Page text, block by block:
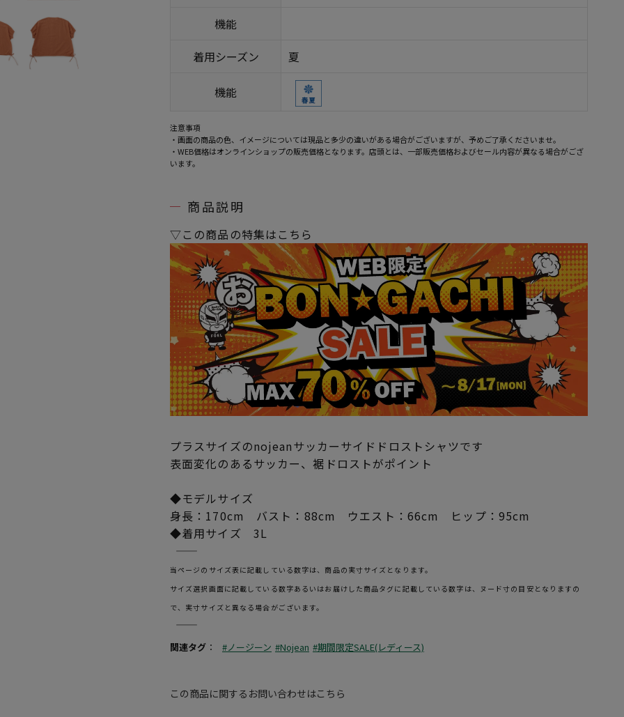
機能
着用シーズン
夏
機能
注意事項
・画面の商品の色、イメージについては現品と多少の違いがある場合がございますが、予めご了承くださいませ。
・WEB価格はオンラインショップの販売価格となります。店頭とは、一部販売価格およびセール内容が異なる場合がござ
います。
商品説明
▽この商品の特集はこちら
プラスサイズのnojeanサッカーサイドドロストシャツです
表面変化のあるサッカー、裾ドロストがポイント
◆モデルサイズ
身長：170cm バスト：88cm ウエスト：66cm ヒップ：95cm
◆着用サイズ 3L
―――――――――――――――――――――――
当ページのサイズ表に記載している数字は、商品の実寸サイズとなります。
サイズ選択画面に記載している数字あるいはお届けした商品タグに記載している数字は、ヌード寸の目安となりますの
で、実寸サイズと異なる場合がございます。
―――――――――――――――――――――――
関連タグ ： #ノージーン #Nojean #期間限定SALE(レディース)
この商品に関するお問い合わせはこちら